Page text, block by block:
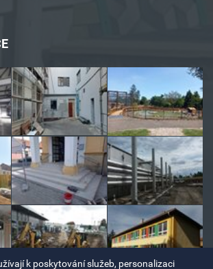
k poskytování služeb, personalizaci